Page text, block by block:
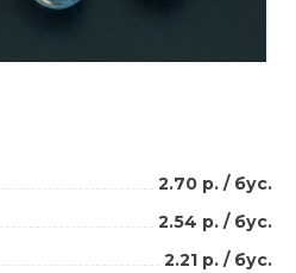
2.70 р. / бус.
2.54 р. / бус.
2.21 р. / бус.